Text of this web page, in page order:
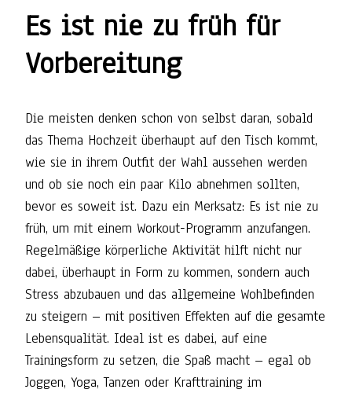
Es ist nie zu früh für
Vorbereitung
Die meisten denken schon von selbst daran, sobald
das Thema Hochzeit überhaupt auf den Tisch kommt,
wie sie in ihrem Outfit der Wahl aussehen werden
und ob sie noch ein paar Kilo abnehmen sollten,
bevor es soweit ist. Dazu ein Merksatz: Es ist nie zu
früh, um mit einem Workout-Programm anzufangen.
Regelmäßige körperliche Aktivität hilft nicht nur
dabei, überhaupt in Form zu kommen, sondern auch
Stress abzubauen und das allgemeine Wohlbefinden
zu steigern – mit positiven Effekten auf die gesamte
Lebensqualität. Ideal ist es dabei, auf eine
Trainingsform zu setzen, die Spaß macht – egal ob
Joggen, Yoga, Tanzen oder Krafttraining im